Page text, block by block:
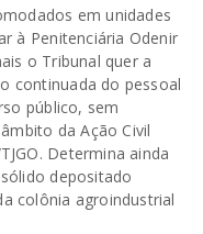
em unidades
à Penitenciária Odenir
o Tribunal quer a
continuada do pessoal
público, sem
da Ação Civil
Determina ainda
depositado
colônia agroindustrial